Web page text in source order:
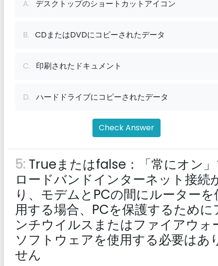
A. デスクトップのショートカットアイコン
B. CDまたはDVDにコピーされたデータ
C. 印刷されたドキュメント
D. ハードドライブにコピーされたデータ
Check Answer
5: Trueまたはfalse：「常にオン
ロードバンドインターネット接続
り、モデムとPCの間にルーターを
用する場合、PCを保護するために
ンチウイルスまたはファイアウォ
ソフトウェアを使用する必要はあ
せん